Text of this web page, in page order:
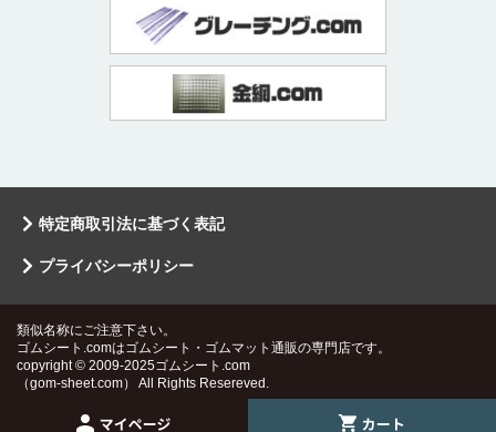
特定商取引法に基づく表記
プライバシーポリシー
類似名称にご注意下さい。
ゴムシート.comはゴムシート・ゴムマット通販の専門店です。
copyright © 2009-2025ゴムシート.com
（gom-sheet.com） All Rights Resereved.